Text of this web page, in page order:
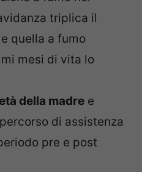
triplica il
quella a fumo
mesi di vita lo
della madre e
di assistenza
pre e post